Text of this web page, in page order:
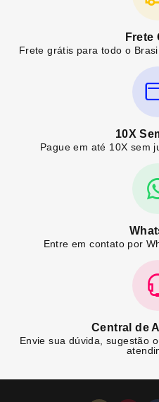
Frete
Frete grátis para todo o
10X
Pague em até 10X sem
Entre em contato por
Central de
Envie sua dúvida, sugestão